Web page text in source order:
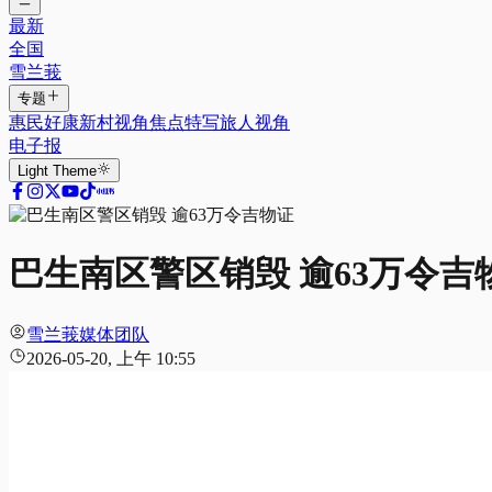
最新
全国
雪兰莪
专题
惠民好康新村视角焦点特写旅人视角
电子报
Light Theme
巴生南区警区销毁 逾63万令吉
雪兰莪媒体团队
2026-05-20, 上午 10:55